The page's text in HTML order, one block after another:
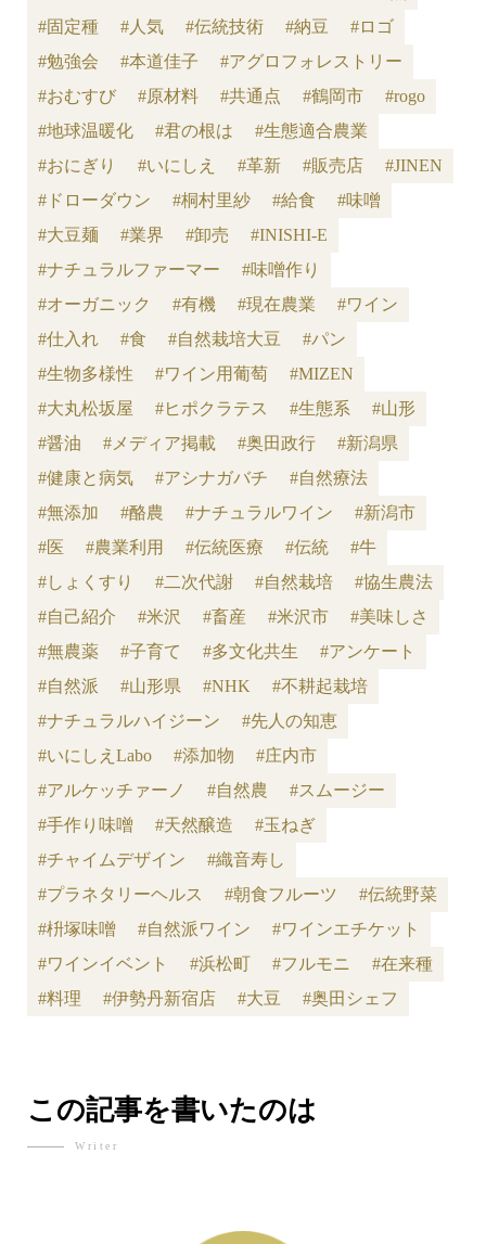
#固定種
#人気 #伝統技術 #納豆
#ロゴ
#勉強会
#本道佳子
#アグロフォレストリー
#おむすび
#原材料 #共通点 #鶴岡市
#rogo
#地球温暖化
#君の根は
#生態適合農業
#おにぎり
#いにしえ #革新 #販売店
#JINEN
#ドローダウン
#桐村里紗 #給食
#味噌
#大豆麺
#業界 #卸売
#INISHI-E
#ナチュラルファーマー
#味噌作り
#オーガニック
#有機 #現在農業
#ワイン
#仕入れ
#食 #自然栽培大豆
#パン
#生物多様性
#ワイン用葡萄
#MIZEN
#大丸松坂屋
#ヒポクラテス #生態系
#山形
#醤油
#メディア掲載 #奥田政行
#新潟県
#健康と病気
#アシナガバチ
#自然療法
#無添加
#酪農 #ナチュラルワイン
#新潟市
#医
#農業利用 #伝統医療 #伝統
#牛
#しょくすり
#二次代謝 #自然栽培
#協生農法
#自己紹介
#米沢 #畜産 #米沢市
#美味しさ
#無農薬
#子育て #多文化共生
#アンケート
#自然派
#山形県 #NHK
#不耕起栽培
#ナチュラルハイジーン
#先人の知恵
#いにしえLabo
#添加物
#庄内市
#アルケッチァーノ
#自然農
#スムージー
#手作り味噌
#天然醸造
#玉ねぎ
#チャイムデザイン
#織音寿し
#プラネタリーヘルス
#朝食フルーツ
#伝統野菜
#枡塚味噌
#自然派ワイン
#ワインエチケット
#ワインイベント
#浜松町 #フルモニ
#在来種
#料理
#伊勢丹新宿店 #大豆 #奥田シェフ
この記事を書いたのは
Writer